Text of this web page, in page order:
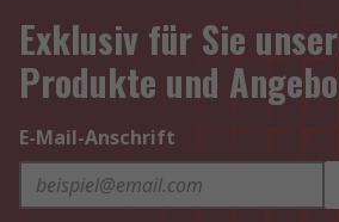
Exklusiv für Sie
Produkte und
E-Mail-Anschrift